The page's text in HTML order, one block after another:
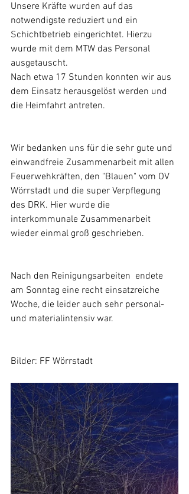
Unsere Kräfte wurden auf das
notwendigste reduziert und ein
Schichtbetrieb eingerichtet. Hierzu
wurde mit dem MTW das Personal
ausgetauscht.
Nach etwa 17 Stunden konnten wir aus
dem Einsatz herausgelöst werden und
die Heimfahrt antreten.
Wir bedanken uns für die sehr gute und
einwandfreie Zusammenarbeit mit allen
Feuerwehkräften, den "Blauen" vom OV
Wörrstadt und die super Verpflegung
des DRK. Hier wurde die
interkommunale Zusammenarbeit
wieder einmal groß geschrieben.
Nach den Reinigungsarbeiten  endete
am Sonntag eine recht einsatzreiche
Woche, die leider auch sehr personal-
und materialintensiv war.
Bilder: FF Wörrstadt